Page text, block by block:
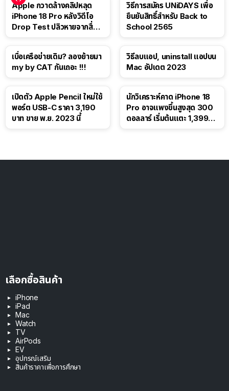
Apple กวาดล้างคลิปหลุด
iPhone 18 Pro หลังวิดีโอ
Drop Test ปลิวหายจากสื่อ
วิธีการสมัคร UNiDAYS เพื่อ
ยืนยันสิทธิ์สำหรับ Back to
School 2565
เบื่อเครือข่ายเดิม? ลองย้ายมา
my by CAT กันเถอะ !!!
วิธีลบแอป, uninstall แอปบน
Mac อัปเดต 2023
เปิดตัว Apple Pencil ใหม่ใช้
พอร์ต USB-C ราคา 3,190
บาท ขาย พ.ย. 2023 นี้
นักวิเคราะห์คาด iPhone 18
Pro อาจแพงขึ้นสูงสุด 300
ดอลลาร์ เริ่มต้นแตะ 1,399
เลือกซื้อสินค้า
iPhone
iPad
Mac
Watch
TV
AirPods
EV
อุปกรณ์เสริม
สินค้าราคาเพื่อการศึกษา